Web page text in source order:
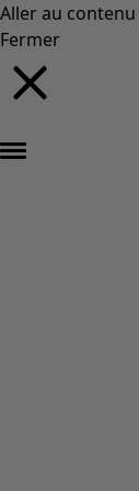
Aller au
Fermer